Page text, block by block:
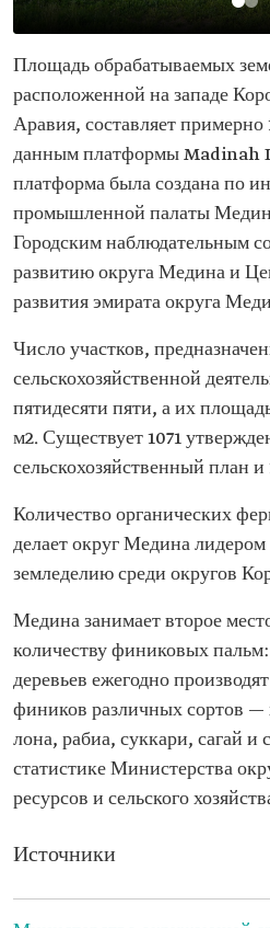
Площадь обрабатываемых
расположенной на западе
Аравия, составляет примерно
данным платформы Madinah
платформа была создана по
промышленной палаты
Городским наблюдательным
развитию округа Медина и
развития эмирата округа
Число участков,
сельскохозяйственной
пятидесяти пяти, а их
м2. Существует 1071
сельскохозяйственный план
Количество органических
делает округ Медина
земледелию среди округов
Медина занимает второе
количеству финиковых
деревьев ежегодно
фиников различных сортов —
лона, рабиа, суккари, сагай и
статистике Министерства
ресурсов и сельского
Источники